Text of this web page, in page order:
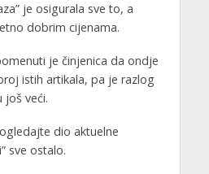
je osigurala sve to, a
dobrim cijenama.
je činjenica da ondje
istih artikala, pa je razlog
još veći.
dio aktuelne
sve ostalo.